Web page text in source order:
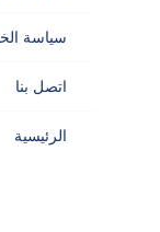
سياسة
اتصل بنا
الرئيسية